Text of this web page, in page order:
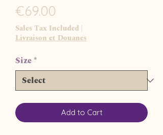
€69.00
Sales Tax Included |
Livraison et Douanes
Size *
Add to Cart